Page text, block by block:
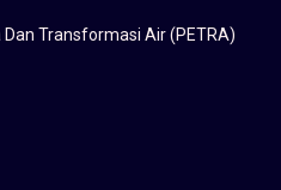
Transformasi Air (PETRA)